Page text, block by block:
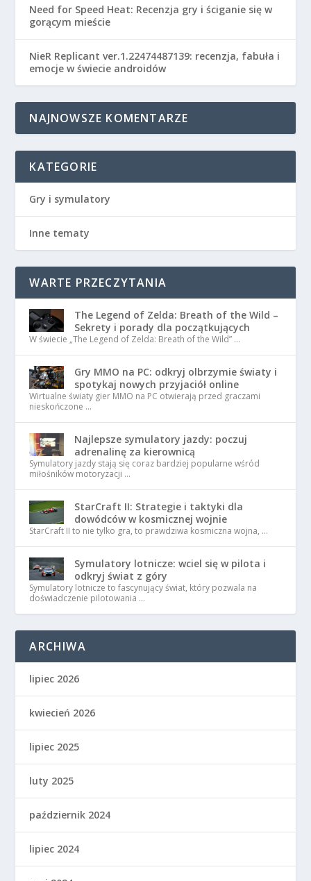
Need for Speed Heat: Recenzja gry i ściganie się w
gorącym mieście
NieR Replicant ver.1.22474487139: recenzja, fabuła i
emocje w świecie androidów
NAJNOWSZE KOMENTARZE
KATEGORIE
Gry i symulatory
Inne tematy
WARTE PRZECZYTANIA
The Legend of Zelda: Breath of the Wild –
Sekrety i porady dla początkujących
W świecie „The Legend of Zelda: Breath of the Wild” …
Gry MMO na PC: odkryj olbrzymie światy i
spotykaj nowych przyjaciół online
Wirtualne światy gier MMO na PC otwierają przed graczami
nieskończone …
Najlepsze symulatory jazdy: poczuj
adrenalinę za kierownicą
Symulatory jazdy stają się coraz bardziej popularne wśród
miłośników motoryzacji …
StarCraft II: Strategie i taktyki dla
dowódców w kosmicznej wojnie
StarCraft II to nie tylko gra, to prawdziwa kosmiczna wojna, …
Symulatory lotnicze: wciel się w pilota i
odkryj świat z góry
Symulatory lotnicze to fascynujący świat, który pozwala na
doświadczenie pilotowania …
ARCHIWA
lipiec 2026
kwiecień 2026
lipiec 2025
luty 2025
październik 2024
lipiec 2024